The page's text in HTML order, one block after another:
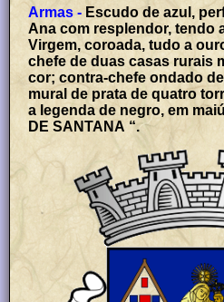
Armas - Escudo de azul,
Ana com resplendor, tendo
Virgem, coroada, tudo a
chefe de duas casas rurais
cor; contra-chefe ondado
mural de prata de quatro
a legenda de negro, em
DE SANTANA “.